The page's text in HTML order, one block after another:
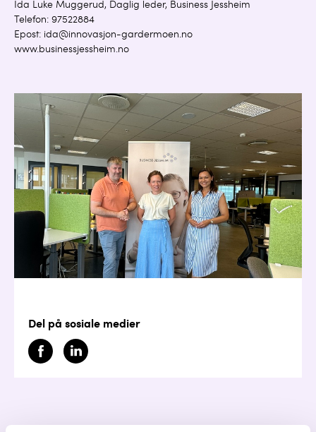
Ida Luke Muggerud, Daglig leder, Business Jessheim
Telefon: 97522884
Epost: ida@innovasjon-gardermoen.no
www.businessjessheim.no
Del på sosiale medier